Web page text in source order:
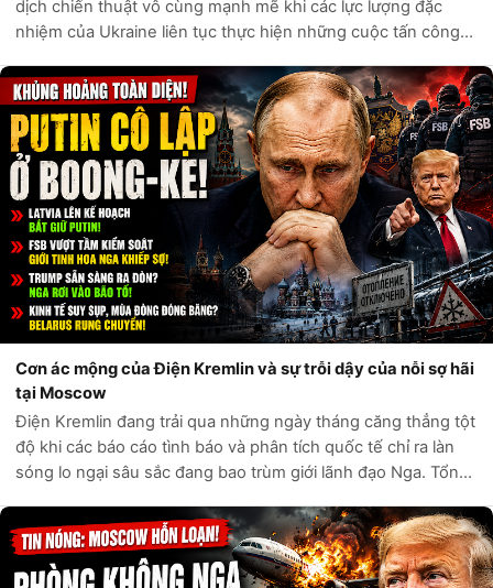
dịch chiến thuật vô cùng mạnh mẽ khi các lực lượng đặc
nhiệm của Ukraine liên tục thực hiện những cuộc tấn công
Mới đây nhất, một chiến dị...
Cơn ác mộng của Điện Kremlin và sự trỗi dậy của nỗi sợ hãi
tại Moscow
Điện Kremlin đang trải qua những ngày tháng căng thẳng tột
độ khi các báo cáo tình báo và phân tích quốc tế chỉ ra làn
sóng lo ngại sâu sắc đang bao trùm giới lãnh đạo Nga. Tổng
lập hoàn toà...